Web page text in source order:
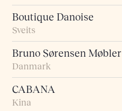
Boutique Danoise
Sveits
Bruno Sørensen Møbler
Danmark
CABANA
Kina